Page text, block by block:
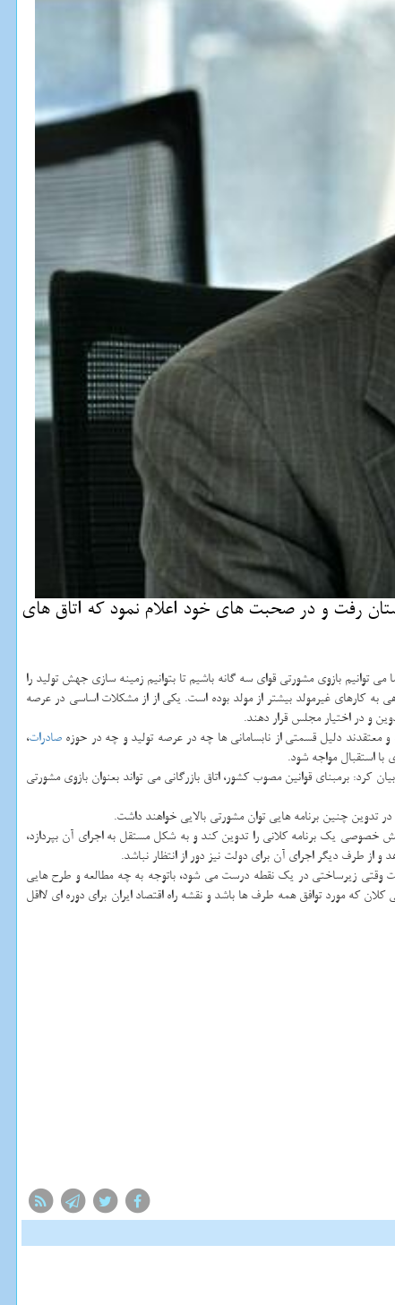
رفت و در صحبت های خود اعلام نمود كه اتاق های
بازوی مشورتی قوای سه گانه باشیم تا بتوانیم زمینه سازی جهش تولید را
به کارهای غیرمولد بیشتر از مولد بوده است. یکی از از مشکلات اساسی در عرصه
و در اختیار مجلس قرار دهند.
دلیل قسمتی از نابسامانی ها چه در عرصه تولید و چه در حوزه صادرات،
استقبال مواجه شود.
کرد: برمبنای قوانین مصوب کشور، اتاق بازرگانی می تواند بعنوان بازوی مشورتی
تدوین چنین برنامه هایی توان مشورتی بالایی خواهند داشت.
خصوصی یک برنامه کلانی را تدوین کند و به شکل مستقل به اجرای آن بپردازد،
طرف دیگر اجرای آن برای دولت نیز دور از انتظار نباشد.
وقتی زیرساختی در یک نقطه درست می شود، باتوجه به چه مطالعه و طرح هایی
که مورد توافق همه طرف ها باشد و نقشه راه اقتصاد ایران برای دوره ای لااقل